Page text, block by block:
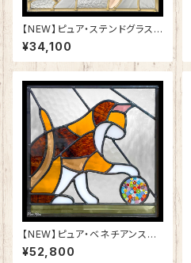
【NEW】ピュア・ステンドグラスS
H-E24
¥34,100
【NEW】ピュア・ベネチアンステ
ンドグラスSH-VE12
¥52,800